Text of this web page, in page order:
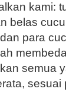
kami:
belas
para
semua
sesuai